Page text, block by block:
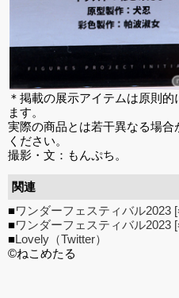
＊掲載の展示アイテムは原則
ます。
実際の商品とは若干異なる場
ください。
撮影・文：もんぷち。
関連
■ワンダーフェスティバル2023
■ワンダーフェスティバル2023
■Lovely（Twitter）
©ねこめたる